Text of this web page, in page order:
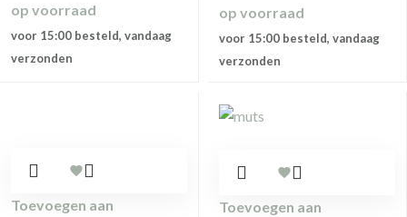
op voorraad
voor 15:00 besteld, vandaag
verzonden
op voorraad
voor 15:00 besteld, vandaag
verzonden
Toevoegen aan
Toevoegen aan